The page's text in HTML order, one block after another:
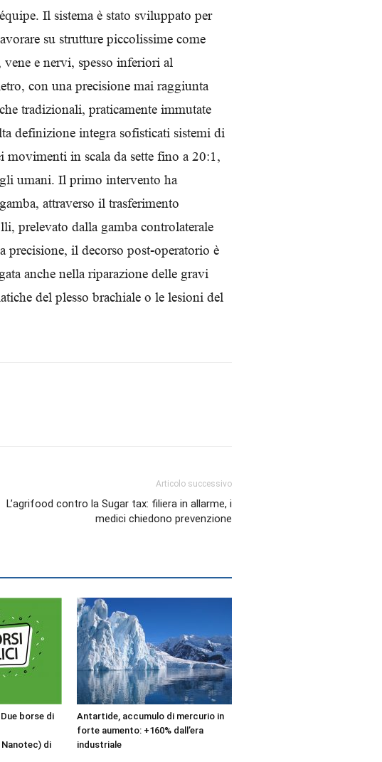
Il sistema è stato sviluppato per
su strutture piccolissime come
vene e nervi, spesso inferiori al
con una precisione mai raggiunta
tradizionali, praticamente immutate
definizione integra sofisticati sistemi di
in scala da sette fino a 20:1,
umani. Il primo intervento ha
attraverso il trasferimento
prelevato dalla gamba controlaterale
precisione, il decorso post-operatorio è
anche nella riparazione delle gravi
del plesso brachiale o le lesioni del
Articolo successivo
L’agrifood contro la Sugar tax: filiera in allarme, i
medici chiedono prevenzione
Due borse di
di
Antartide, accumulo di mercurio in
forte aumento: +160% dall’era
industriale